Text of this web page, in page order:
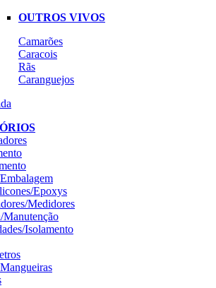
OUTROS VIVOS
Camarões
Caracois
Rãs
Caranguejos
Epoxys
Medidores
Manutenção
Isolamento